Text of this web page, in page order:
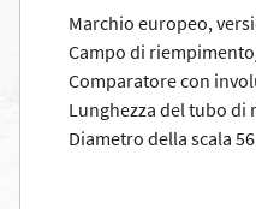
Marchio europeo,
Campo di
Comparatore con
Lunghezza del tubo di
Diametro della scala